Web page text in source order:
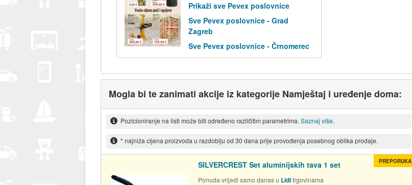
Prikaži sve Pevex poslovnice
Sve Pevex poslovnice - Grad
Zagreb
Sve Pevex poslovnice - Črnomerec
Mogla bi te zanimati akcije iz kategorije Namještaj i uređenje doma:
Pozicioniranje na listi može biti određeno različitim parametrima. Saznaj više.
* najniža cijena proizvoda u razdoblju od 30 dana prije provođenja posebnog oblika prodaje.
SILVERCREST Set aluminijskih tava 1 set
Ponuda vrijedi samo danas u Lidltrgovinama
PREPORUKA